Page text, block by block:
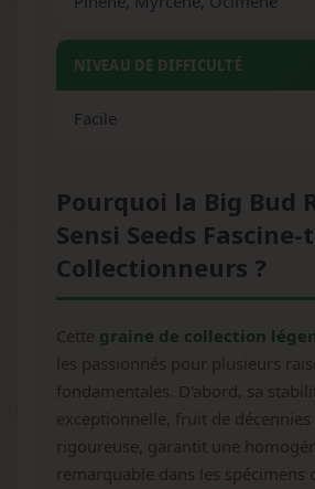
NIVEAU DE DIFFICULTÉ
Facile
Pourquoi la Big Bud
Sensi Seeds
Collectionneurs ?
Cette graine de collection
les passionnés pour plusieurs
fondamentales. D'abord, sa
exceptionnelle, fruit de décennies
rigoureuse, garantit une
remarquable dans les spécimens